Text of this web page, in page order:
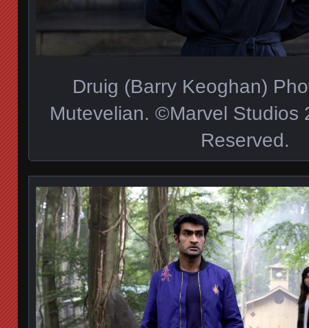
Druig (Barry Keoghan)
Mutevelian. ©Marvel Studios
Reserved.